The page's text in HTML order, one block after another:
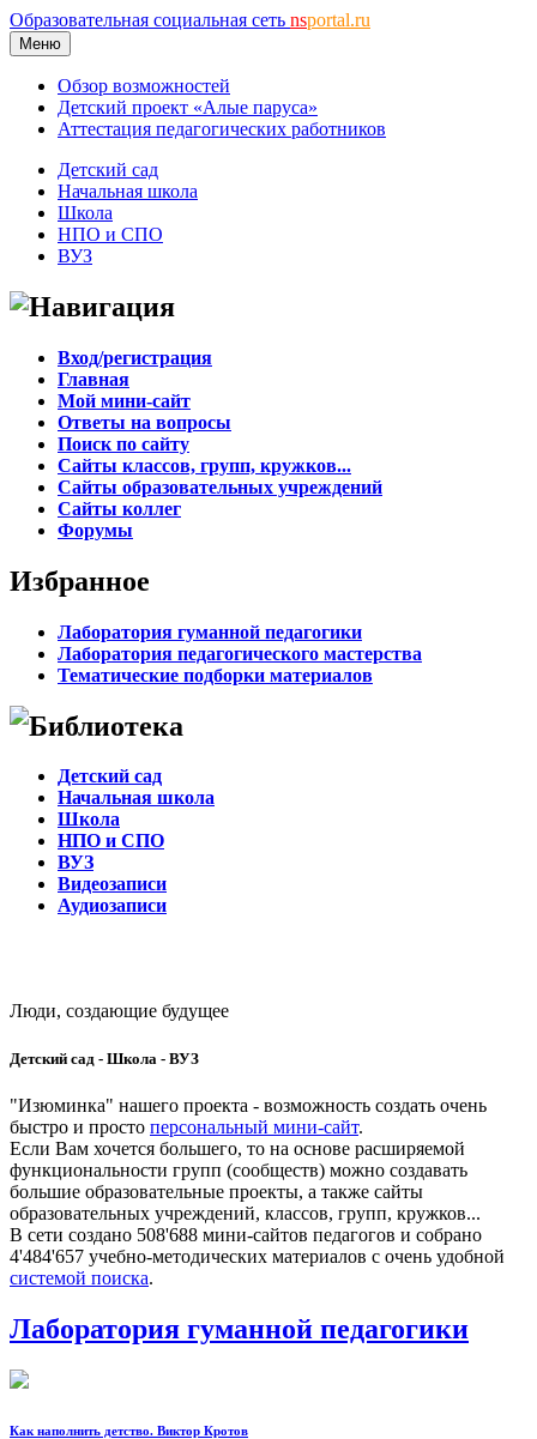
Образовательная социальная сеть nsportal.ru
Меню
Обзор возможностей
Детский проект «Алые паруса»
Аттестация педагогических работников
Детский сад
Начальная школа
Школа
НПО и СПО
ВУЗ
Навигация
Вход/регистрация
Главная
Мой мини-сайт
Ответы на вопросы
Поиск по сайту
Сайты классов, групп, кружков...
Сайты образовательных учреждений
Сайты коллег
Форумы
Избранное
Лаборатория гуманной педагогики
Лаборатория педагогического мастерства
Тематические подборки материалов
Библиотека
Детский сад
Начальная школа
Школа
НПО и СПО
ВУЗ
Видеозаписи
Аудиозаписи
Люди, создающие будущее
Детский сад - Школа - ВУЗ
"Изюминка" нашего проекта - возможность создать очень
быстро и просто персональный мини-сайт.
Если Вам хочется большего, то на основе расширяемой
функциональности групп (сообществ) можно создавать
большие образовательные проекты, а также сайты
образовательных учреждений, классов, групп, кружков...
В сети создано 508'688 мини-сайтов педагогов и собрано
4'484'657 учебно-методических материалов с очень удобной
системой поиска.
Лаборатория гуманной педагогики
Как наполнить детство. Виктор Кротов